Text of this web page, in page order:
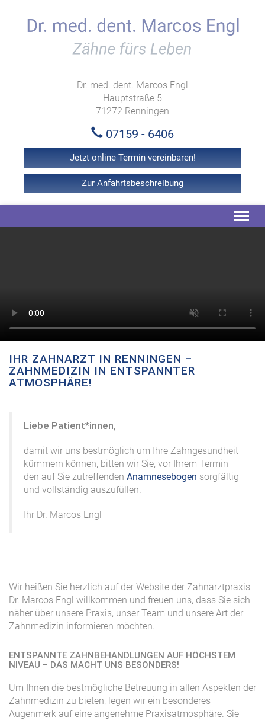
Dr. med. dent. Marcos Engl
Hauptstraße 5
71272 Renningen
07159 - 6406
Jetzt online Termin vereinbaren!
Zur Anfahrtsbeschreibung
IHR ZAHNARZT IN RENNINGEN –
ZAHNMEDIZIN IN ENTSPANNTER
ATMOSPHÄRE!
Liebe Patient*innen,
damit wir uns bestmöglich um Ihre Zahngesundheit
kümmern können, bitten wir Sie, vor Ihrem Termin
den auf Sie zutreffenden Anamnesebogen sorgfältig
und vollständig auszufüllen.
Ihr Dr. Marcos Engl
Wir heißen Sie herzlich auf der Website der Zahnarztpraxis
Dr. Marcos Engl willkommen und freuen uns, dass Sie sich
näher über unsere Praxis, unser Team und unsere Art der
Zahnmedizin informieren möchten.
ENTSPANNTE ZAHNBEHANDLUNGEN AUF HÖCHSTEM
NIVEAU – DAS MACHT UNS BESONDERS!
Um Ihnen die bestmögliche Betreuung in allen Aspekten der
Zahnmedizin zu bieten, legen wir ein besonderes
Augenmerk auf eine angenehme Praxisatmosphäre. Sie